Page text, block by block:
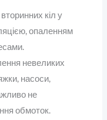
кіл у
опаленням
невеликих
насоси,
не
обмоток.